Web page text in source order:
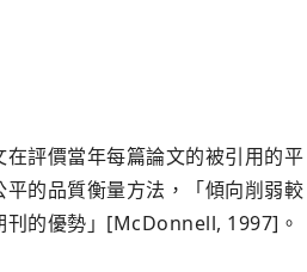
評價當年每篇論文的被引用的平
的品質衡量方法，「傾向削弱較
刊的優勢」[McDonnell, 1997]。